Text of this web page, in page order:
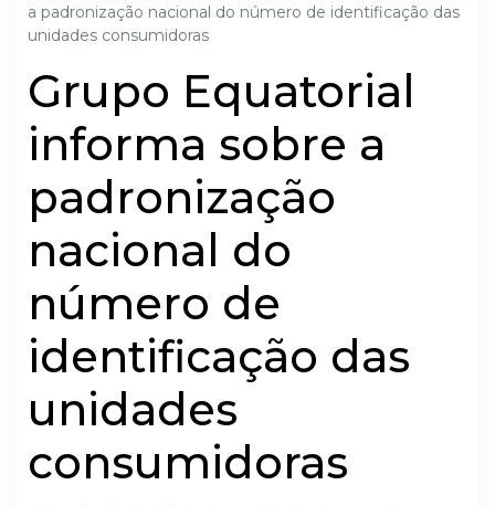
a padronização nacional do número de identificação das
unidades consumidoras
Grupo Equatorial
informa sobre a
padronização
nacional do
número de
identificação das
unidades
consumidoras